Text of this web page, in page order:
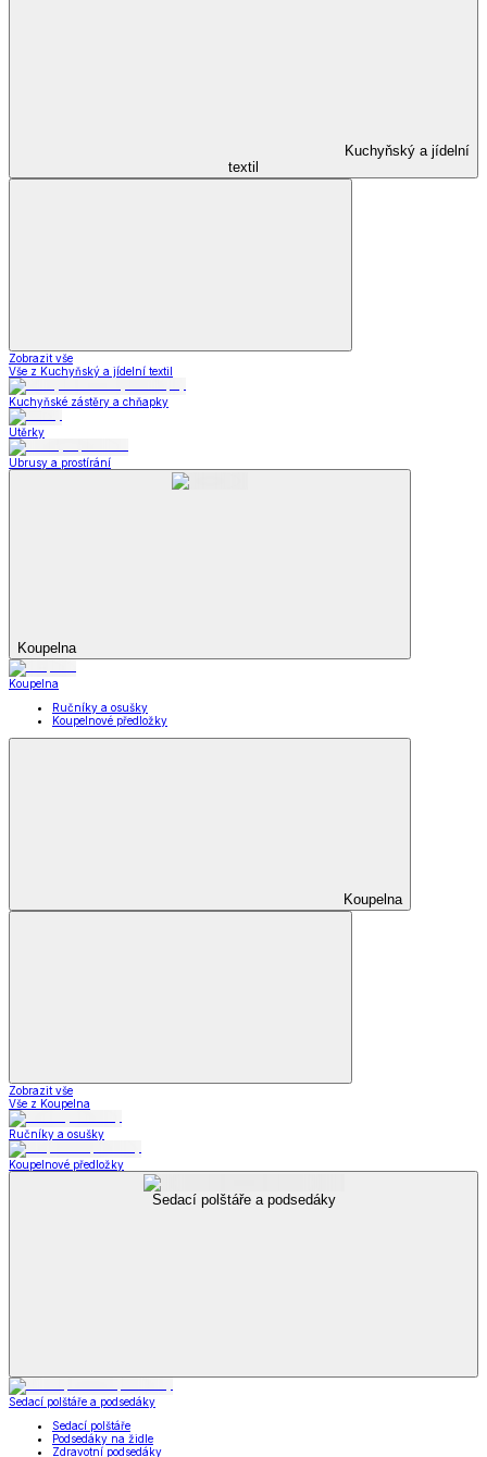
Kuchyňský a jídelní
textil
Zobrazit vše
Vše z Kuchyňský a jídelní textil
Kuchyňské zástěry a chňapky
Utěrky
Ubrusy a prostírání
Koupelna
Koupelna
Ručníky a osušky
Koupelnové předložky
Koupelna
Zobrazit vše
Vše z Koupelna
Ručníky a osušky
Koupelnové předložky
Sedací polštáře a podsedáky
Sedací polštáře a podsedáky
Sedací polštáře
Podsedáky na židle
Zdravotní podsedáky